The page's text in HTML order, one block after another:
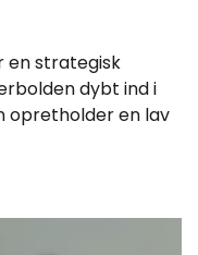
en strategisk
dybt ind i
opretholder en lav